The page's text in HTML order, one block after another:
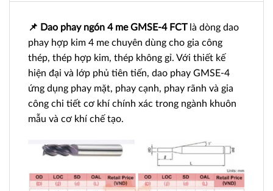
📌 Dao phay ngón 4 me GMSE-4 FCTlà dòng dao
phay hợp kim 4 me chuyên dùng cho gia công
thép, thép hợp kim, thép không gỉ. Với thiết kế
hiện đại và lớp phủ tiên tiến, dao phay GMSE-4
ứng dụng phay mặt, phay cạnh, phay rãnh và gia
công chi tiết cơ khí chính xác trong ngành khuôn
mẫu và cơ khí chế tạo.